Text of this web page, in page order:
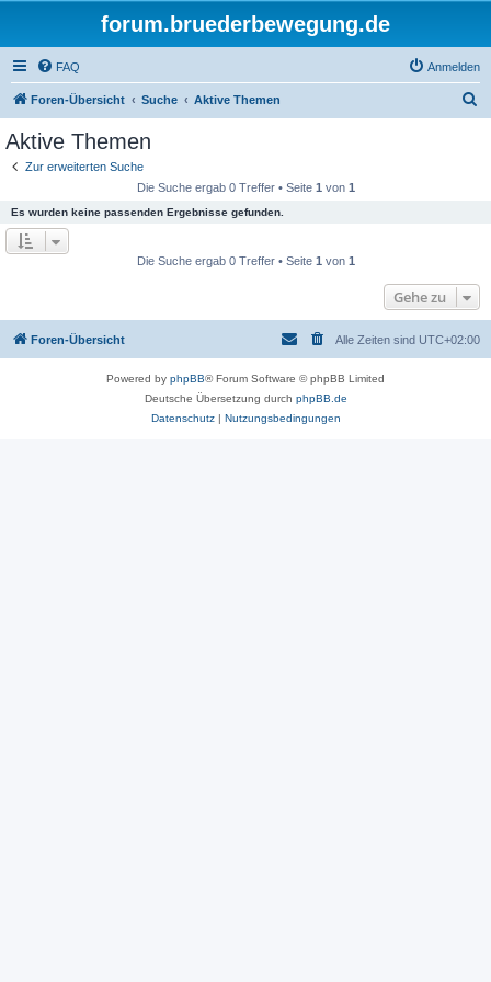
forum.bruederbewegung.de
FAQ Anmelden
Foren-Übersicht Suche Aktive Themen
Aktive Themen
Zur erweiterten Suche
Die Suche ergab 0 Treffer • Seite 1 von 1
Es wurden keine passenden Ergebnisse gefunden.
Die Suche ergab 0 Treffer • Seite 1 von 1
Gehe zu
Foren-Übersicht Alle Zeiten sind UTC+02:00
Powered by phpBB® Forum Software © phpBB Limited
Deutsche Übersetzung durch phpBB.de
Datenschutz| Nutzungsbedingungen